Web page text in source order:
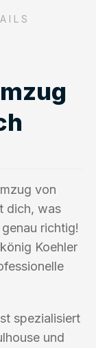
von
dich, was
richtig!
Koehler
spezialisiert
und